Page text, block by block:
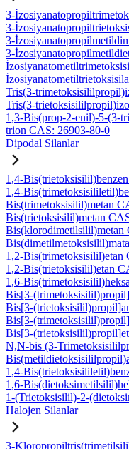
3-
3-
3-
3-
Tris(3-
Tris(3-
1,3-Bis(prop-2-enil)-5-(3-
trion CAS: 26903-80-0
Dipodal Silanlar
1,4-
1,4-
Bis(trimetoksisilil)metan
Bis(trietoksisilil)metan
Bis(klorodimetilsilil)metan
1,2-Bis(trimetoksisilil)etan
1,2-Bis(trietoksisilil)etan
1,6-
Bis[3-
Bis[3-
Bis[3-
Bis[3-
N,N-bis (3-
1,4-
1,6-
1-(Trietoksisilil)-2-
Halojen Silanlar
3-